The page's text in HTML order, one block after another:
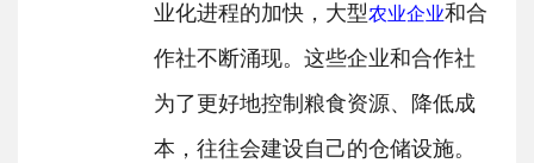
业化进程的加快，大型农业企业和合
作社不断涌现。这些企业和合作社
为了更好地控制粮食资源、降低成
本，往往会建设自己的仓储设施。